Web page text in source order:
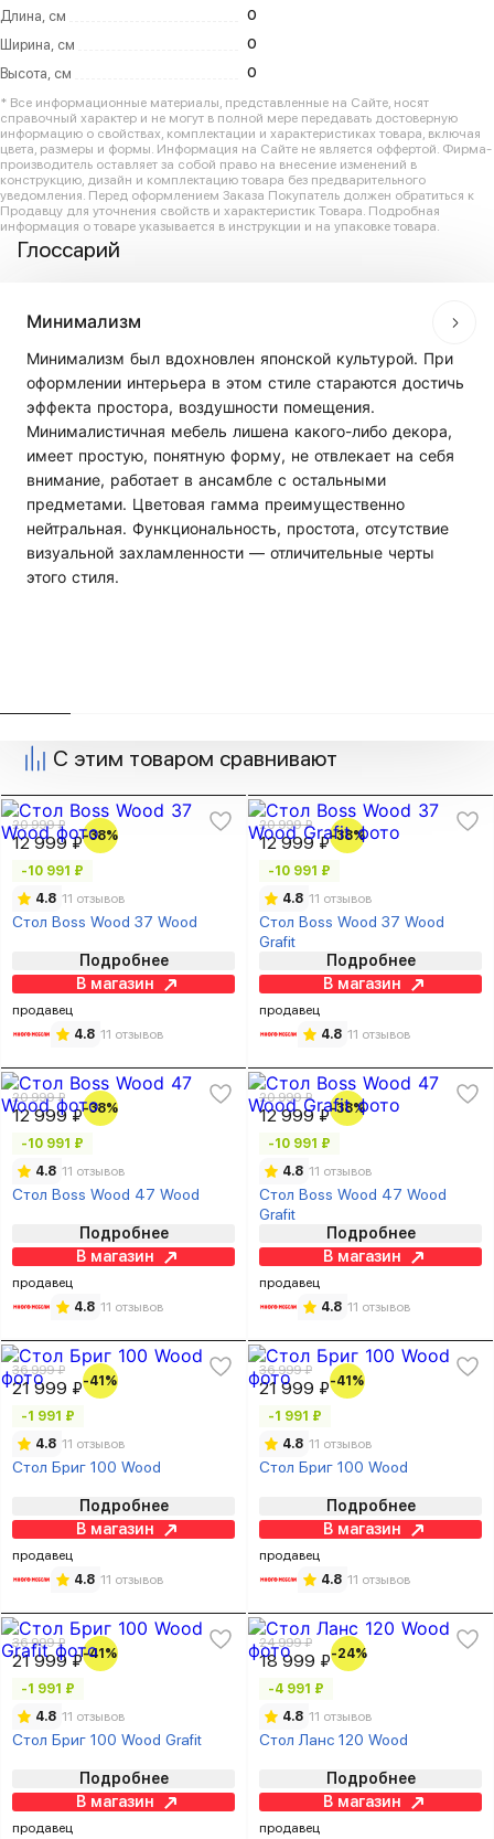
Длина, см
0
Ширина, см
0
Высота, см
0
* Все информационные материалы, представленные на Сайте, носят
справочный характер и не могут в полной мере передавать достоверную
информацию о свойствах, комплектации и характеристиках товара, включая
цвета, размеры и формы. Информация на Сайте не является оффертой. Фирма-
производитель оставляет за собой право на внесение изменений в
конструкцию, дизайн и комплектацию товара без предварительного
уведомления. Перед оформлением Заказа Покупатель должен обратиться к
Продавцу для уточнения свойств и характеристик Товара. Подробная
информация о товаре указывается в инструкции и на упаковке товара.
Глоссарий
Минимализм
Минимализм был вдохновлен японской культурой. При
оформлении интерьера в этом стиле стараются достичь
эффекта простора, воздушности помещения.
Минималистичная мебель лишена какого-либо декора,
имеет простую, понятную форму, не отвлекает на себя
внимание, работает в ансамбле с остальными
предметами. Цветовая гамма преимущественно
нейтральная. Функциональность, простота, отсутствие
визуальной захламленности — отличительные черты
этого стиля.
С этим товаром сравнивают
20 999 ₽
12 999 ₽-38%
-10 991 ₽
4.8 11 отзывов
Стол Boss Wood 37 Wood
Подробнее
В магазин
продавец
4.8 11 отзывов
20 999 ₽
12 999 ₽-38%
-10 991 ₽
4.8 11 отзывов
Стол Boss Wood 37 Wood
Grafit
Подробнее
В магазин
продавец
4.8 11 отзывов
20 999 ₽
12 999 ₽-38%
-10 991 ₽
4.8 11 отзывов
Стол Boss Wood 47 Wood
Подробнее
В магазин
продавец
4.8 11 отзывов
20 999 ₽
12 999 ₽-38%
-10 991 ₽
4.8 11 отзывов
Стол Boss Wood 47 Wood
Grafit
Подробнее
В магазин
продавец
4.8 11 отзывов
36 999 ₽
21 999 ₽-41%
-1 991 ₽
4.8 11 отзывов
Стол Бриг 100 Wood
Подробнее
В магазин
продавец
4.8 11 отзывов
36 999 ₽
21 999 ₽-41%
-1 991 ₽
4.8 11 отзывов
Стол Бриг 100 Wood
Подробнее
В магазин
продавец
4.8 11 отзывов
36 999 ₽
21 999 ₽-41%
-1 991 ₽
4.8 11 отзывов
Стол Бриг 100 Wood Grafit
Подробнее
В магазин
продавец
24 999 ₽
18 999 ₽-24%
-4 991 ₽
4.8 11 отзывов
Стол Ланс 120 Wood
Подробнее
В магазин
продавец